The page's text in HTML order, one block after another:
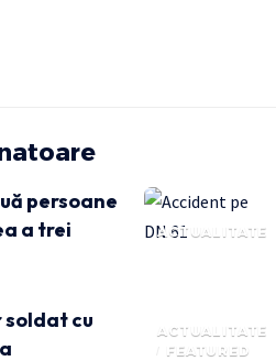
ACTUALITATE
persoane
a trei
ACTUALITATE
FEATURED
cu